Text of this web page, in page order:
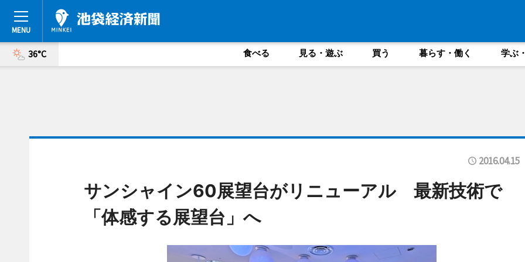
36°C 食べる 見る・遊ぶ 買う 暮らす・働く 学ぶ
2016.04.15
サンシャイン60展望台がリニューアル 最新技術で
「体感する展望台」へ